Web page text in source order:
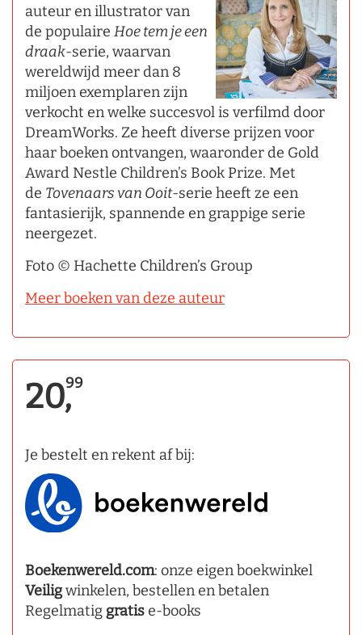
auteur en illustrator van
de populaire Hoe tem je een
draak-serie, waarvan
wereldwijd meer dan 8
miljoen exemplaren zijn
verkocht en welke succesvol is verfilmd door
DreamWorks. Ze heeft diverse prijzen voor
haar boeken ontvangen, waaronder de Gold
Award Nestle Children’s Book Prize. Met
de Tovenaars van Ooit-serie heeft ze een
fantasierijk, spannende en grappige serie
neergezet.
Foto © Hachette Children’s Group
Meer boeken van deze auteur
20,99
Je bestelt en rekent af bij:
Boekenwereld.com: onze eigen boekwinkel
Veiligwinkelen, bestellen en betalen
Regelmatig gratise-books